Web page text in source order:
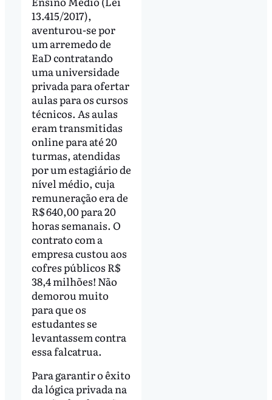
13.415/2017),
aventurou-se por
um arremedo de
EaD contratando
uma universidade
privada para ofertar
aulas para os cursos
técnicos. As aulas
eram transmitidas
online para até 20
turmas, atendidas
por um estagiário de
nível médio, cuja
remuneração era de
R$ 640,00 para 20
horas semanais. O
contrato com a
empresa custou aos
cofres públicos R$
38,4 milhões! Não
demorou muito
para que os
estudantes se
levantassem contra
essa falcatrua.
Para garantir o êxito
da lógica privada na